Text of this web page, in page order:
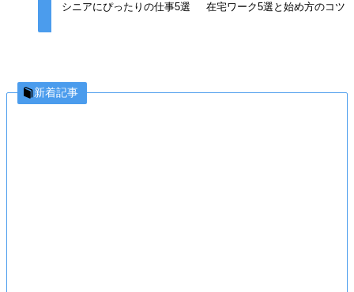
シニアにぴったりの仕事5選 在宅ワーク5選と始め方のコツ
新着記事